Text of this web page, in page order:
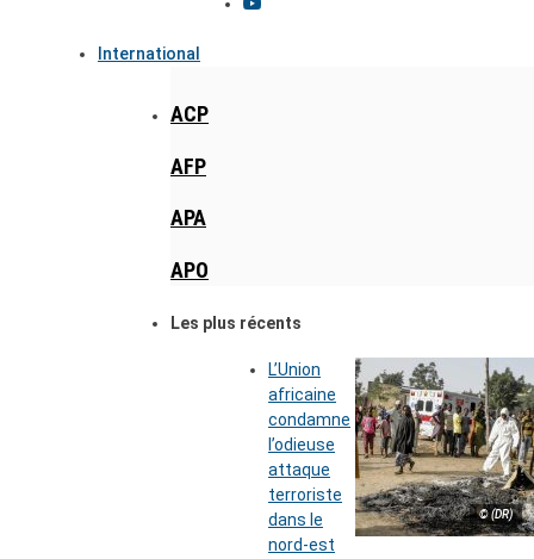
International
ACP
AFP
APA
APO
Les plus récents
© (DR)
L’Union
africaine
condamne
l’odieuse
attaque
terroriste
dans le
nord-est